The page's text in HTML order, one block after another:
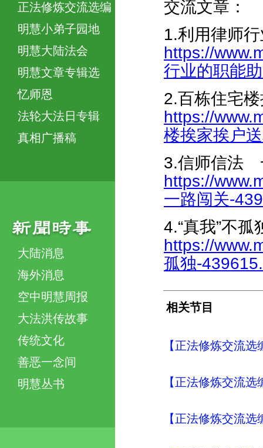
正法修炼交流选编
明慧小弟子园地
明慧大陆法会
明慧文章专辑选
忆师恩
法轮大法日专辑
真相广播稿
大陆消息
海外消息
空中明慧周报
大法洪传故事
传统文化
善恶一念间
明慧丛书
交流文章：
1.利用律师
https://
行业的职能
2.百栋住宅
https://
楼挨家挨户
3.信师信法
https://
一路闯关-
4.“真我”不孤
https://
孤独-
相关节目
【正法修炼交流
【正法修炼交流
【正法修炼交流